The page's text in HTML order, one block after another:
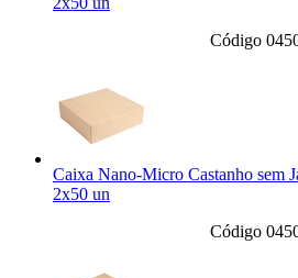
Código
Caixa Nano-Micro Castanho sem
2x50 un
Código